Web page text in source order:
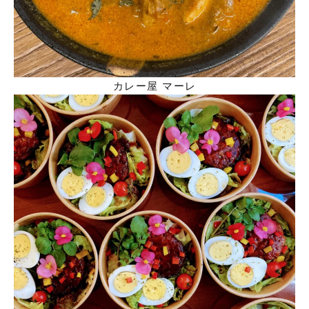
カレー屋 マーレ